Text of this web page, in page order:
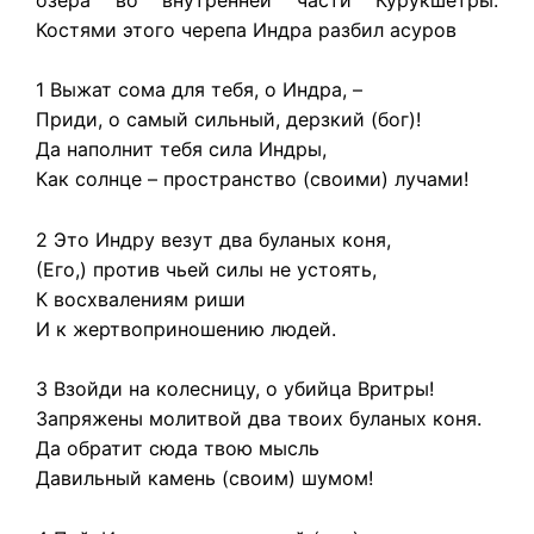
Костями этого черепа Индра разбил асуров
1 Выжат сома для тебя, о Индра, –
Приди, о самый сильный, дерзкий (бог)!
Да наполнит тебя сила Индры,
Как солнце – пространство (своими) лучами!
2 Это Индру везут два буланых коня,
(Его,) против чьей силы не устоять,
К восхвалениям риши
И к жертвоприношению людей.
3 Взойди на колесницу, о убийца Вритры!
Запряжены молитвой два твоих буланых коня.
Да обратит сюда твою мысль
Давильный камень (своим) шумом!